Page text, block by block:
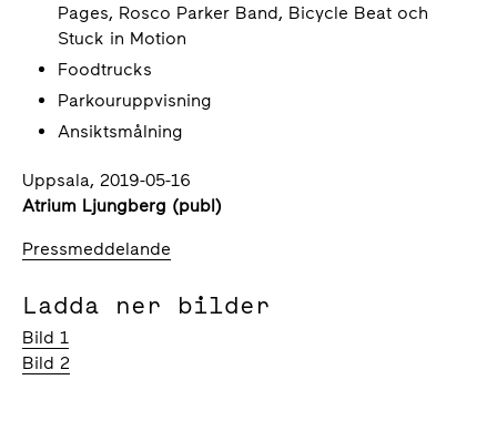
Pages, Rosco Parker Band, Bicycle Beat och
Stuck in Motion
Foodtrucks
Parkouruppvisning
Ansiktsmålning
Uppsala, 2019-05-16
Atrium Ljungberg (publ)
Pressmeddelande
Ladda ner bilder
Bild 1
Bild 2